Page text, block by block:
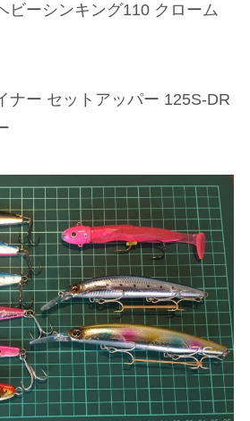
ビーシンキング110 クローム
ナー セットアッパー 125S-DR